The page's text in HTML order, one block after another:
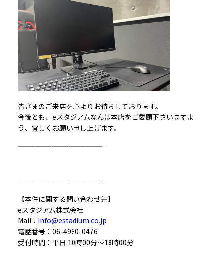
皆さまのご来店を心よりお待ちしております。
今後とも、eスタジアムなんば本店をご愛顧下さいますよ
う、宜しくお願い申し上げます。
———————————————-
———————————————-
【本件に関する問い合わせ先】
eスタジアム株式会社
Mail： info@estadium.co.jp
電話番号：06-4980-0476
受付時間：平日 10時00分～18時00分